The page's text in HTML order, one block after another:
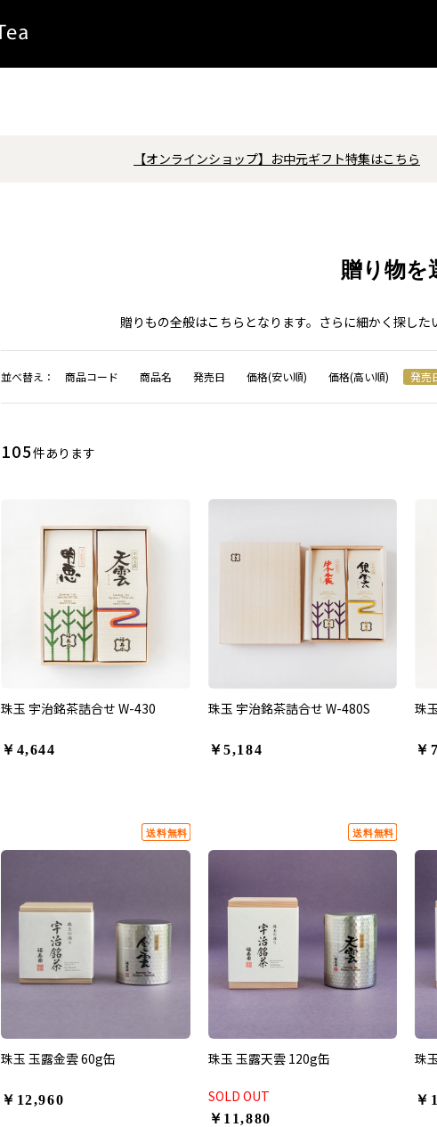
【オンラインショップ】お中元ギフト特集はこちら
贈り物を
贈りもの全般はこちらとなります。さらに細かく探し
並べ替え： 商品コード 商品名 発売日 価格(安い順) 価格(高い順) 発売
105件あります
珠玉 宇治銘茶詰合せ W-430
￥4,644
珠玉 宇治銘茶詰合せ W-480S
￥5,184
珠
￥
珠玉 玉露金雲 60g缶
￥12,960
珠玉 玉露天雲 120g缶
SOLD OUT
￥11,880
珠
￥